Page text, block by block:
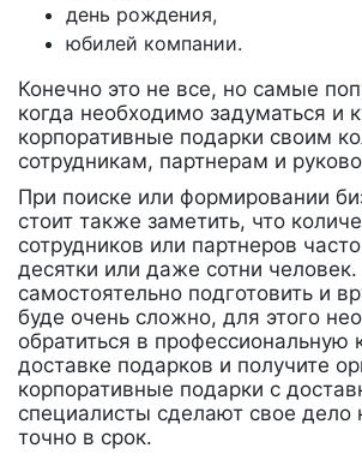
день рождения,
юбилей компании.
Конечно это не все, но самые
когда необходимо задуматься и
корпоративные подарки своим
сотрудникам, партнерам и
При поиске или формировании
стоит также заметить, что
сотрудников или партнеров
десятки или даже сотни
самостоятельно подготовить и
буде очень сложно, для этого
обратиться в
доставке подарков и получите
корпоративные подарки с
специалисты сделают свое дело
точно в срок.